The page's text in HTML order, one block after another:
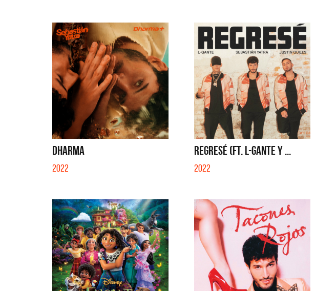
DHARMA
2022
REGRESÉ (FT. L-GANTE Y ...
2022